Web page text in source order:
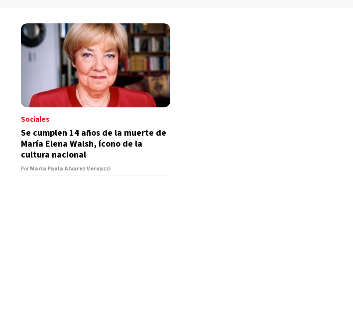
Sociales
Se cumplen 14 años de la muerte de
María Elena Walsh, ícono de la
cultura nacional
PorMaria Paula Alvarez Vernazzi